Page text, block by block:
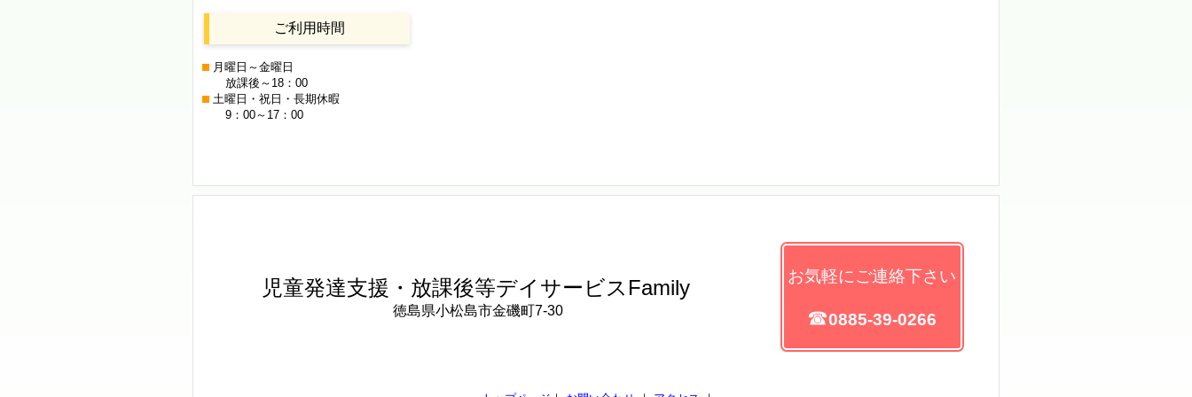
ご利用時間
月曜日～金曜日
放課後～18：00
土曜日・祝日・長期休暇
9：00～17：00
児童発達支援・放課後等デイサービス Family
徳島県小松島市金磯町7-30
お気軽にご連絡下さい
☎0885-39-0266